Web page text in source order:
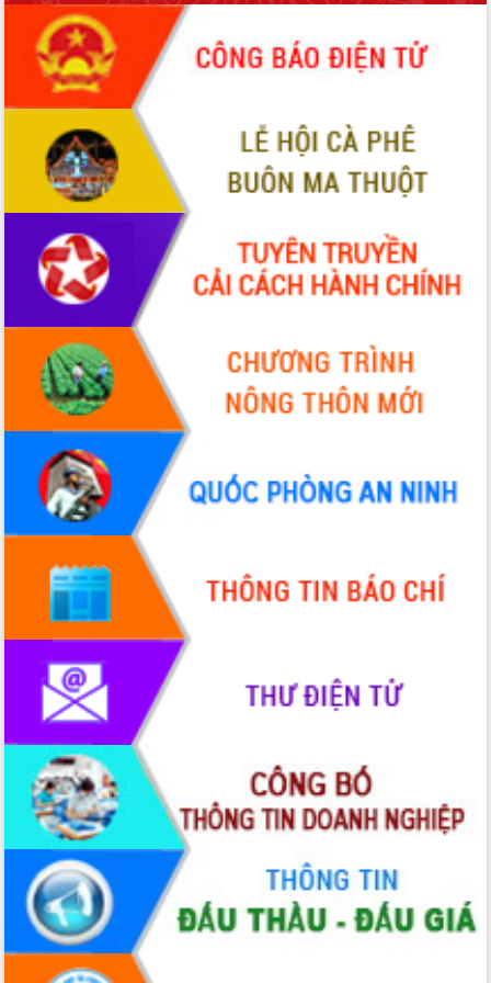
món ăn từ sầu riêng
Đắk Lắk công bố Quy hoạch và xúc
tiến đầu tư tỉnh
Ngành cá ngừ Đắk Lắk chủ động thích
ứng để giữ vững thị trường xuất khẩu
Diễn đàn Kinh tế tư nhân Việt Nam đột
phá cơ chế - Hợp tác công tư
Đề án 06 tạo bước ngoặt đột phá trong
cải cách hành chính tỉnh Đắk Lắk
Kết nối tour, đẩy mạnh chuyển đổi số
để phát triển du lịch Đắk Lắk
Khởi động Dự án Đầu tư xây dựng hạ
tầng kỹ thuật Cụm công nghiệp Tân
Tiến
Gặp mặt các cơ quan báo chí nhân Kỷ
niệm 101 năm Ngày Báo chí Cách
mạng Việt Nam
Đắk Lắk sơ kết 4 năm triển khai thực
hiện Đề án 06 của Chính phủ
Họp báo thông tin về Hội nghị Công bố
Quy hoạch và Xúc tiến đầu tư tỉnh Đắk
Khơi thông điểm nghẽn, đẩy nhanh
giải ngân vốn khắc phục thiên tai
HĐND tỉnh thông qua điều chỉnh Quy
hoạch tỉnh thời kỳ 2021-2030
Hội thảo góp ý hồ sơ điều chỉnh quy
hoạch tỉnh Đắk Lắk thời kỳ 2021-2030,
tầm nhìn đến năm 2050
Nâng cao hiệu quả hoạt động của các
doanh nghiệp nhà nước
Hội nghị triển khai kết nối mạng
truyền số liệu chuyên dùng phục vụ cơ
quan Đảng, Nhà nước
Lễ phát động chuỗi hoạt động chung
tay làm sạch môi trường
Xã Ea Kar bước chuyển mình trong
công tác cải cách hành chính mô hình
mới
UBND tỉnh họp báo định kỳ tháng 4
năm 2026